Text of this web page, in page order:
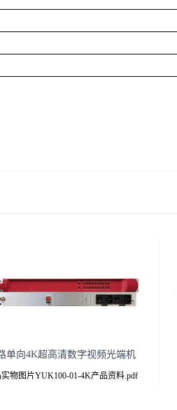
单向4K超高清数字视频光端机
实物图片YUK100-01-4K产品资料.pdf